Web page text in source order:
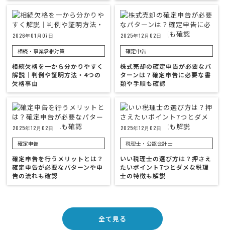
2026年01月07日
相続・事業承継対策
相続欠格を一から分かりやすく
解説｜判例や証明方法・4つの
欠格事由
2025年12月02日
確定申告
株式売却の確定申告が必要なパ
ターンは？確定申告に必要な書
類や手順も確認
2025年12月02日
確定申告
確定申告を行うメリットとは？
確定申告が必要なパターンや申
告の流れも確認
2025年12月02日
税理士・公認会計士
いい税理士の選び方は？押さえ
たいポイント7つとダメな税理
士の特徴も解説
全て見る